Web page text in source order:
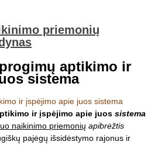
priemonių
aptikimo ir
sistema
ir įspėjimo apie juos sistema
ir įspėjimo apie juos sistema
naikinimo priemonių apibrėžtis
pajėgų išsidėstymo rajonus ir